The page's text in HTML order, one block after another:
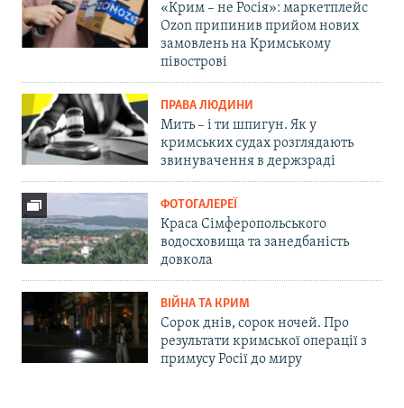
«Крим – не Росія»: маркетплейс
Ozon припинив прийом нових
замовлень на Кримському
півострові
ПРАВА ЛЮДИНИ
Мить – і ти шпигун. Як у
кримських судах розглядають
звинувачення в держзраді
ФОТОГАЛЕРЕЇ
Краса Сімферопольського
водосховища та занедбаність
довкола
ВІЙНА ТА КРИМ
Сорок днів, сорок ночей. Про
результати кримської операції з
примусу Росії до миру